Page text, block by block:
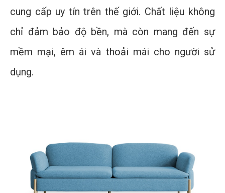
cung cấp uy tín trên thế giới. Chất liệu không
chỉ đảm bảo độ bền, mà còn mang đến sự
mềm mại, êm ái và thoải mái cho người sử
dụng.